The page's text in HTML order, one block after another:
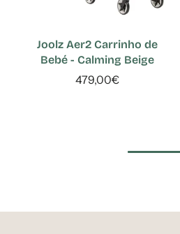
Joolz Aer2 Carrinho de
Bebé - Calming Beige
479,00€